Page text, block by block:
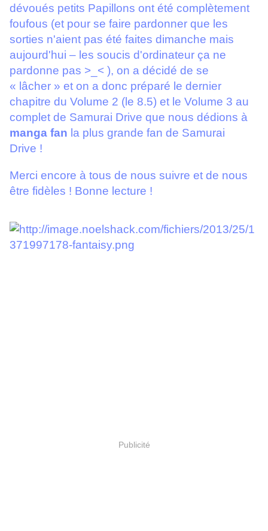
dévoués petits Papillons ont été complètement
foufous (et pour se faire pardonner que les
sorties n'aient pas été faites dimanche mais
aujourd'hui – les soucis d'ordinateur ça ne
pardonne pas >_< ), on a décidé de se
« lâcher » et on a donc préparé le dernier
chapitre du Volume 2 (le 8.5) et le Volume 3 au
complet de Samurai Drive que nous dédions à
manga fan la plus grande fan de Samurai
Drive !
Merci encore à tous de nous suivre et de nous
être fidèles ! Bonne lecture !
Publicité